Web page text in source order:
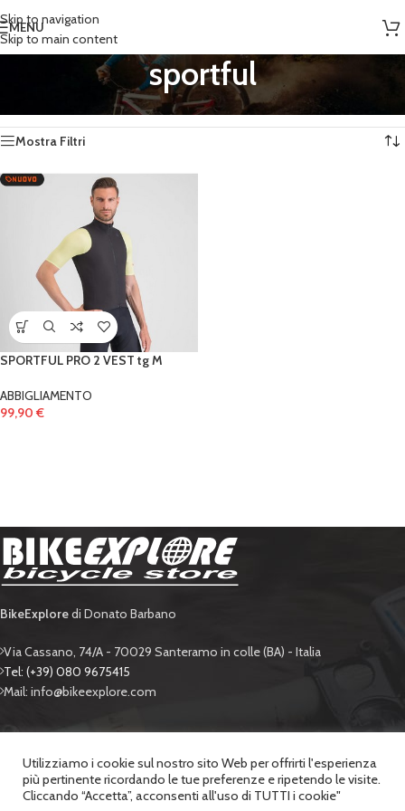
Skip to navigation
Skip to main content
MENU
sportful
Prodotti taggati “sportful” Visualizzazione del risultato
Mostra Filtri
SPORTFUL PRO 2 VEST tg M
ABBIGLIAMENTO
99,90 €
BikeExploredi Donato Barbano
Via Cassano, 74/A - 70029 Santeramo in colle (BA) - Italia
Tel: (+39) 080 9675415
Mail: info@bikeexplore.com
BIKE EXPLORE
SUPPORTO
Utilizziamo i cookie sul nostro sito Web per offrirti l'esperienza
più pertinente ricordando le tue preferenze e ripetendo le visite.
Cliccando “Accetta”, acconsenti all'uso di TUTTI i cookie"